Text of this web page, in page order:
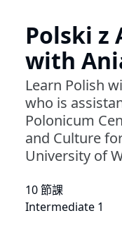
Polski z
with
Learn Polish
who is
Polonicum
and Culture
University of
10 節課
Intermediate 1